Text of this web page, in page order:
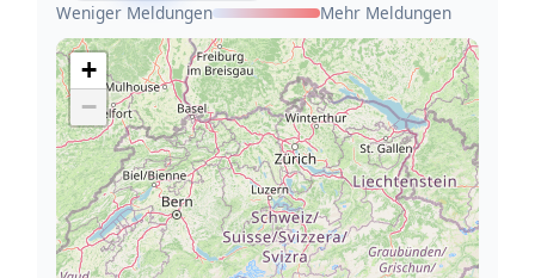
Weniger Meldungen
Mehr Meldungen
+
−